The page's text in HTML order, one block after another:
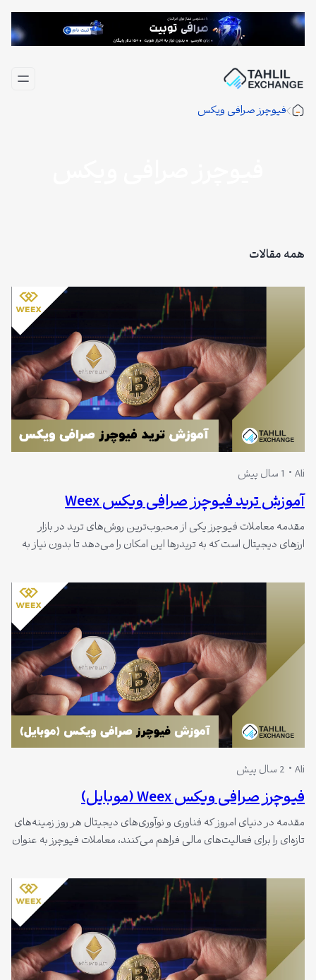
رفتن
فیوچرز صرافی ویکس
همه مقالات
Ali 1 سال پیش
آموزش ترید فیوچرز صرافی ویکس Weex
مقدمه معاملات فیوچرز یکی از محبوب‌ترین روش‌های ترید در بازار
ارزهای دیجیتال است که به تریدرها این امکان را می‌دهد تا بدون نیاز به
معاملات به دلیل وجود اهرم (Leverage) می‌تواند سودهای قابل‌توجهی
را به همراه داشته باشد، اما در عین حال، ریسک بیشتری…
Ali 2 سال پیش
فیوچرز صرافی ویکس Weex (موبایل)
مقدمه در دنیای امروز که فناوری و نوآوری‌های دیجیتال هر روز زمینه‌های
تازه‌ای را برای فعالیت‌های مالی فراهم می‌کنند، معاملات فیوچرز به عنوان
صرافی ویکس Weex با ارائه یک اپلیکیشن موبایلی کاربرپسند و مجهز به
ابزارهای پیشرفته، به معامله‌گران این امکان را…